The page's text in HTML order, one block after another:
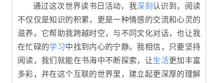
通过这次世界读书日活动，我深刻认识到，阅读
不仅仅是知识的积累，更是一种情感的交流和心灵的
滋养。它帮助我跨越时空，与不同文化对话，也让我
在忙碌的学习中找到内心的宁静。我相信，只要坚持
阅读，我们就能在书海中不断探索，让生活更加丰富
多彩，并在这个互联的世界里，建立起更深厚的理解